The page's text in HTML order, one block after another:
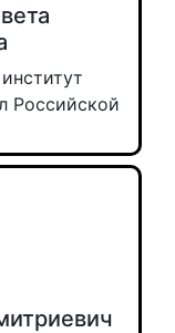
Российской